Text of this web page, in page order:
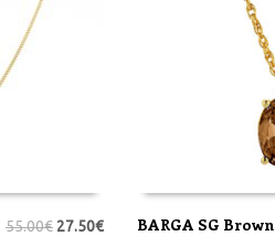
55.00€ 27.50€ BARGA SG Brown